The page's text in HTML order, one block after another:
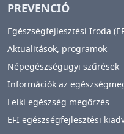
PREVENCIÓ
Egészségfejlesztési Iroda
Aktualitások, programok
Népegészségügyi szűrések
Információk az
Lelki egészség megőrzés
EFI egészségfejlesztési